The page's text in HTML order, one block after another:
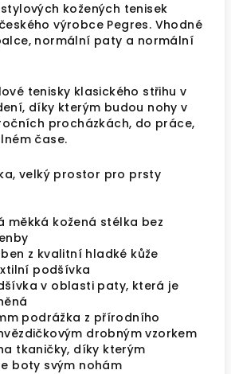
kožených tenisek
výrobce Pegres. Vhodné
normální paty a normální
tenisky klasického střihu v
díky kterým budou nohy v
procházkách, do práce,
čase.
velký prostor pro prsty
měkká kožená stélka bez
z kvalitní hladké kůže
podšívka
v oblasti paty, která je
podrážka z přírodního
drobným vzorkem
tkaničky, díky kterým
boty svým nohám